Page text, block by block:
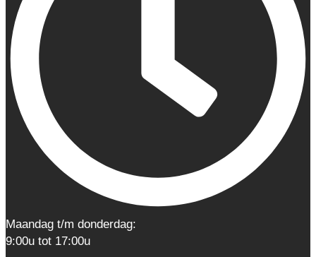
Maandag t/m donderdag:
9:00u tot 17:00u